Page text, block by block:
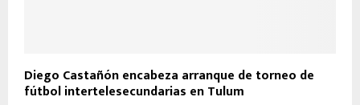
Diego Castañón encabeza arranque de torneo de
fútbol intertelesecundarias en Tulum